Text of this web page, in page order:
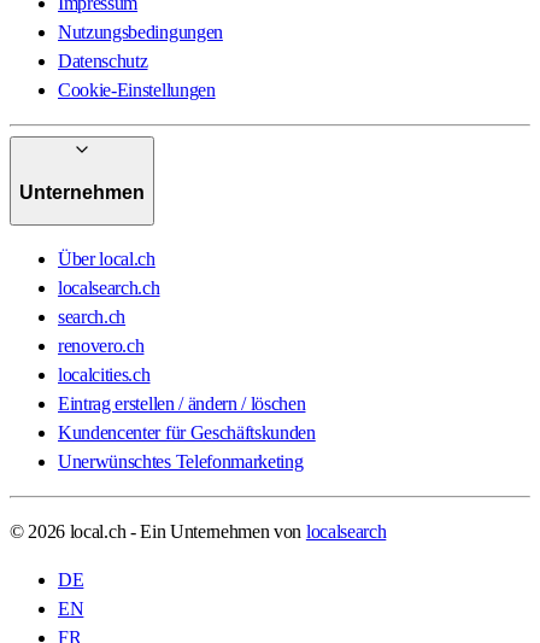
Nutzungsbedingungen
Datenschutz
Cookie-Einstellungen
Unternehmen
Über local.ch
localsearch.ch
search.ch
renovero.ch
localcities.ch
Eintrag erstellen / ändern / löschen
Kundencenter für Geschäftskunden
Unerwünschtes Telefonmarketing
© 2026 local.ch - Ein Unternehmen von localsearch
DE
EN
FR